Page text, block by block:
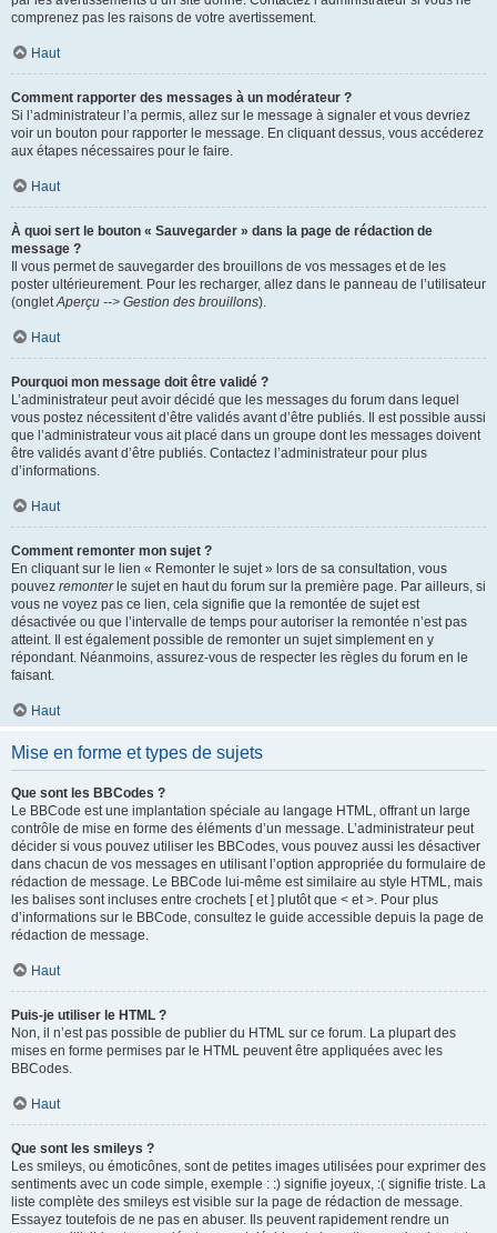
comprenez pas les raisons de votre avertissement.
Haut
Comment rapporter des messages à un modérateur ?
Si l’administrateur l’a permis, allez sur le message à signaler et vous devriez
voir un bouton pour rapporter le message. En cliquant dessus, vous accéderez
aux étapes nécessaires pour le faire.
Haut
À quoi sert le bouton « Sauvegarder » dans la page de rédaction de
message ?
Il vous permet de sauvegarder des brouillons de vos messages et de les
poster ultérieurement. Pour les recharger, allez dans le panneau de l’utilisateur
(ongletAperçu --> Gestion des brouillons).
Haut
Pourquoi mon message doit être validé ?
L’administrateur peut avoir décidé que les messages du forum dans lequel
vous postez nécessitent d’être validés avant d’être publiés. Il est possible aussi
que l’administrateur vous ait placé dans un groupe dont les messages doivent
être validés avant d’être publiés. Contactez l’administrateur pour plus
d’informations.
Haut
Comment remonter mon sujet ?
En cliquant sur le lien « Remonter le sujet » lors de sa consultation, vous
pouvez remonterle sujet en haut du forum sur la première page. Par ailleurs, si
vous ne voyez pas ce lien, cela signifie que la remontée de sujet est
désactivée ou que l’intervalle de temps pour autoriser la remontée n’est pas
atteint. Il est également possible de remonter un sujet simplement en y
répondant. Néanmoins, assurez-vous de respecter les règles du forum en le
faisant.
Haut
Mise en forme et types de sujets
Que sont les BBCodes ?
Le BBCode est une implantation spéciale au langage HTML, offrant un large
contrôle de mise en forme des éléments d’un message. L’administrateur peut
décider si vous pouvez utiliser les BBCodes, vous pouvez aussi les désactiver
dans chacun de vos messages en utilisant l’option appropriée du formulaire de
rédaction de message. Le BBCode lui-même est similaire au style HTML, mais
les balises sont incluses entre crochets [ et ] plutôt que < et >. Pour plus
d’informations sur le BBCode, consultez le guide accessible depuis la page de
rédaction de message.
Haut
Puis-je utiliser le HTML ?
Non, il n’est pas possible de publier du HTML sur ce forum. La plupart des
mises en forme permises par le HTML peuvent être appliquées avec les
BBCodes.
Haut
Que sont les smileys ?
Les smileys, ou émoticônes, sont de petites images utilisées pour exprimer des
sentiments avec un code simple, exemple : :) signifie joyeux, :( signifie triste. La
liste complète des smileys est visible sur la page de rédaction de message.
Essayez toutefois de ne pas en abuser. Ils peuvent rapidement rendre un